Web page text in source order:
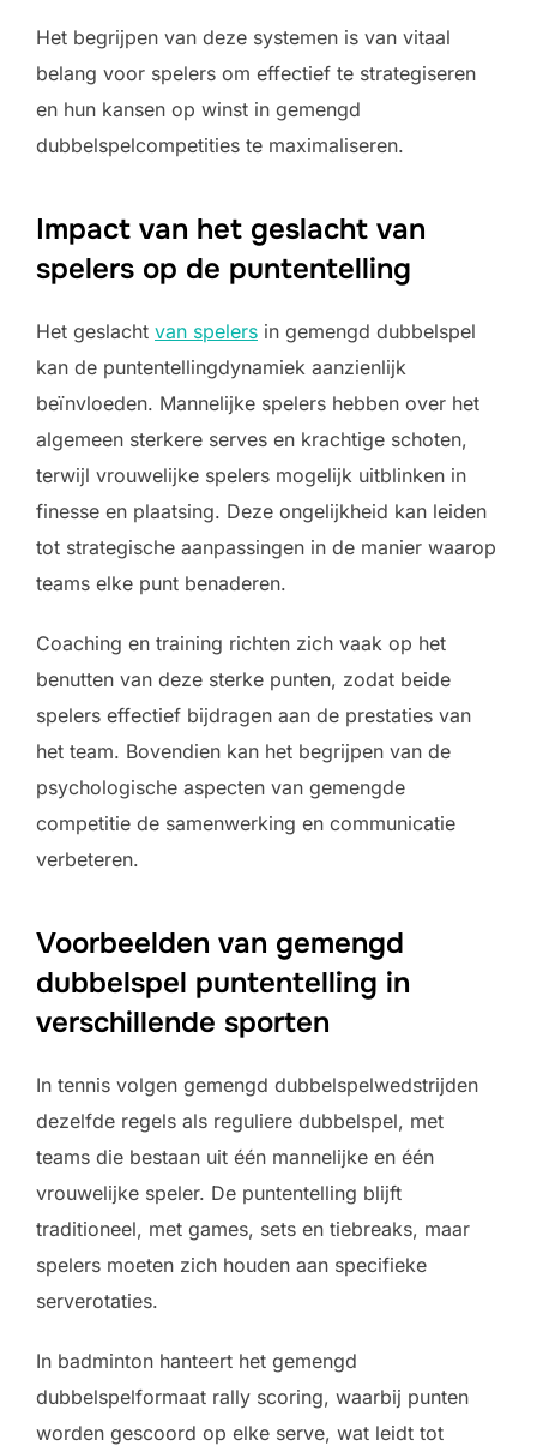
Het begrijpen van deze systemen is van vitaal
belang voor spelers om effectief te strategiseren
en hun kansen op winst in gemengd
dubbelspelcompetities te maximaliseren.
Impact van het geslacht van
spelers op de puntentelling
Het geslacht van spelers in gemengd dubbelspel
kan de puntentellingdynamiek aanzienlijk
beïnvloeden. Mannelijke spelers hebben over het
algemeen sterkere serves en krachtige schoten,
terwijl vrouwelijke spelers mogelijk uitblinken in
finesse en plaatsing. Deze ongelijkheid kan leiden
tot strategische aanpassingen in de manier waarop
teams elke punt benaderen.
Coaching en training richten zich vaak op het
benutten van deze sterke punten, zodat beide
spelers effectief bijdragen aan de prestaties van
het team. Bovendien kan het begrijpen van de
psychologische aspecten van gemengde
competitie de samenwerking en communicatie
verbeteren.
Voorbeelden van gemengd
dubbelspel puntentelling in
verschillende sporten
In tennis volgen gemengd dubbelspelwedstrijden
dezelfde regels als reguliere dubbelspel, met
teams die bestaan uit één mannelijke en één
vrouwelijke speler. De puntentelling blijft
traditioneel, met games, sets en tiebreaks, maar
spelers moeten zich houden aan specifieke
serverotaties.
In badminton hanteert het gemengd
dubbelspelformaat rally scoring, waarbij punten
worden gescoord op elke serve, wat leidt tot